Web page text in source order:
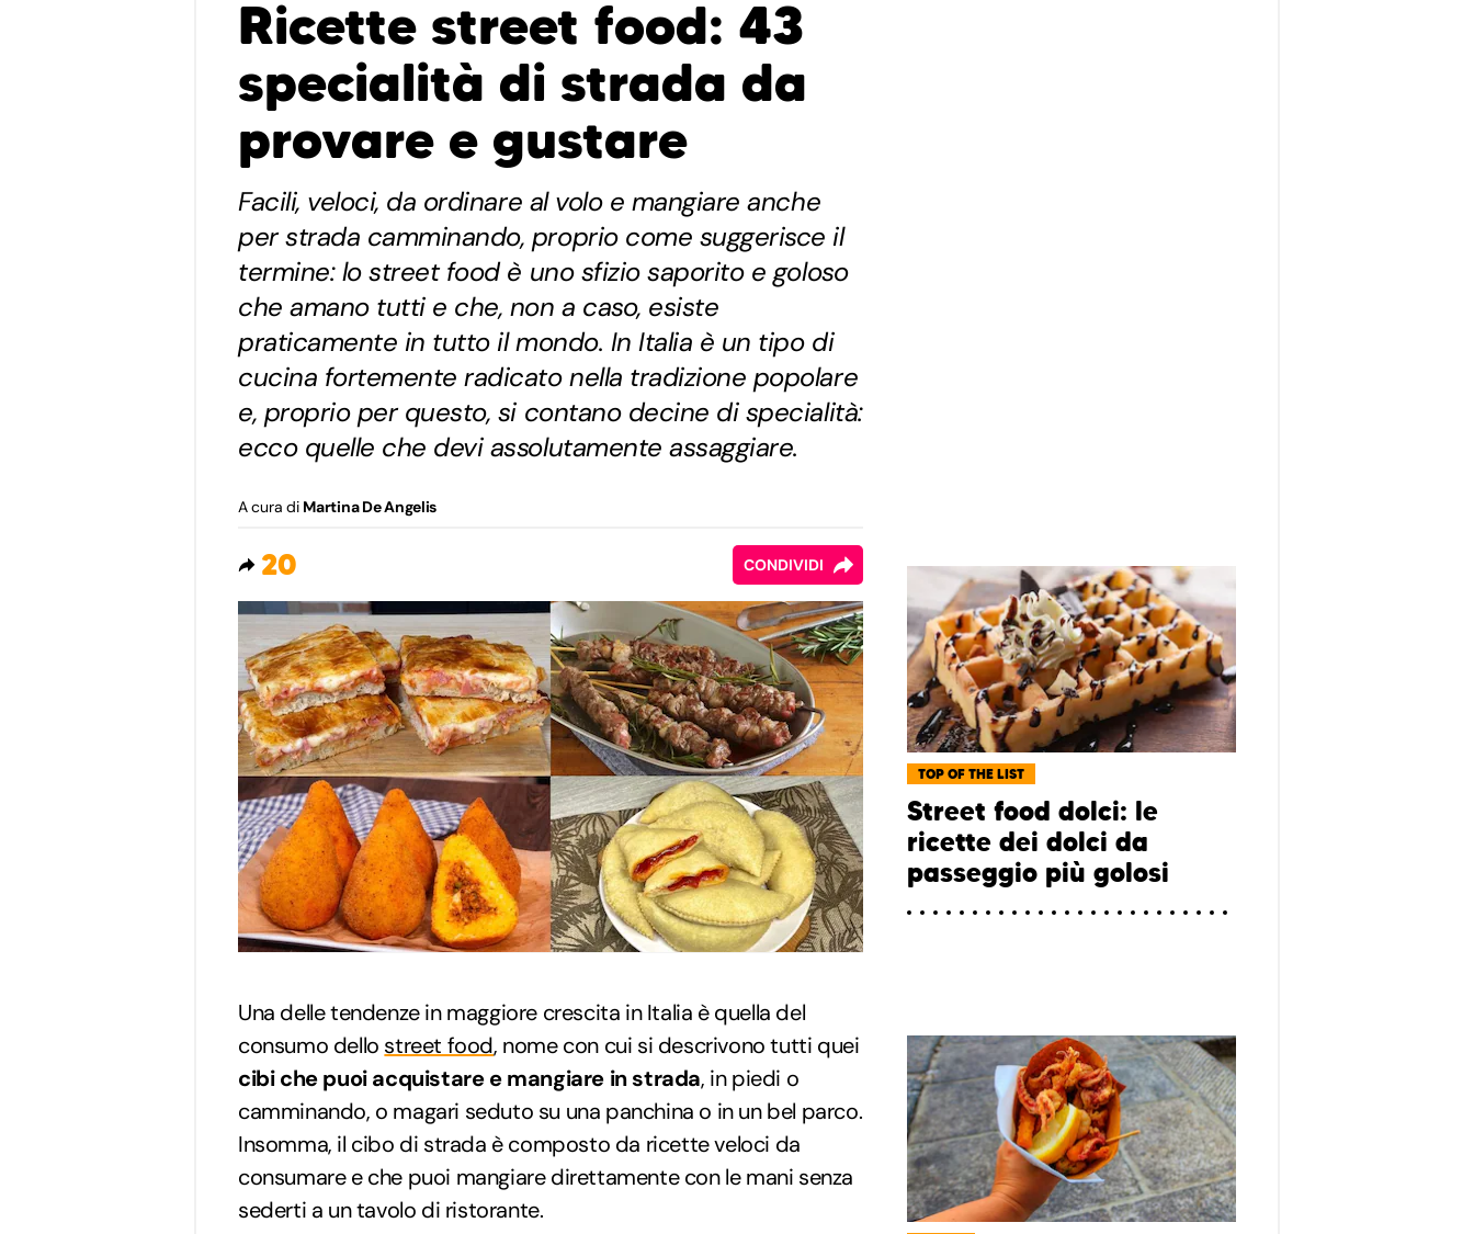
Ricette street food: 43
specialità di strada da
provare e gustare
Facili, veloci, da ordinare al volo e mangiare anche
per strada camminando, proprio come suggerisce il
termine: lo street food è uno sfizio saporito e goloso
che amano tutti e che, non a caso, esiste
praticamente in tutto il mondo. In Italia è un tipo di
cucina fortemente radicato nella tradizione popolare
e, proprio per questo, si contano decine di specialità:
ecco quelle che devi assolutamente assaggiare.
A cura di Martina De Angelis
20 CONDIVIDI
Una delle tendenze in maggiore crescita in Italia è quella del
consumo dello street food, nome con cui si descrivono tutti quei
cibi che puoi acquistare e mangiare in strada, in piedi o
camminando, o magari seduto su una panchina o in un bel parco.
Insomma, il cibo di strada è composto da ricette veloci da
consumare e che puoi mangiare direttamente con le mani senza
sederti a un tavolo di ristorante.
TOP OF THE LIST
Street food dolci: le
ricette dei dolci da
passeggio più golosi